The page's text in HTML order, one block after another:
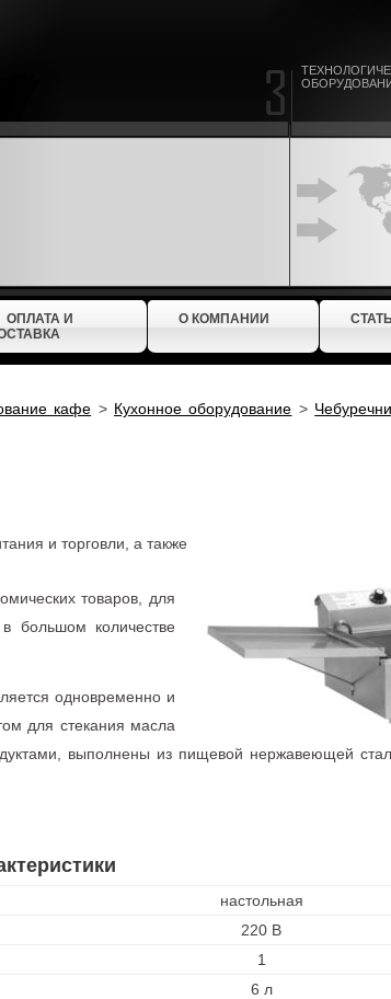
ОПЛАТА И
О КОМПАНИИ
кафе > Кухонное оборудование >
и торговли, а также
товаров, для
большом количестве
одновременно и
для стекания масла
выполнены из пищевой нержавеющей
настольная
220 В
1
6 л